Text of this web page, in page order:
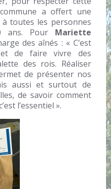
a offert une
toutes les personnes
ans. Pour Mariette
des aînés : « C’est
de faire vivre des
des rois. Réaliser
de présenter nos
aussi et surtout de
de savoir comment
l’essentiel ».